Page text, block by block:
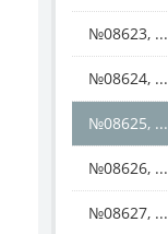
№08623, ...
№08624, ...
№08625, ...
№08626, ...
№08627, ...